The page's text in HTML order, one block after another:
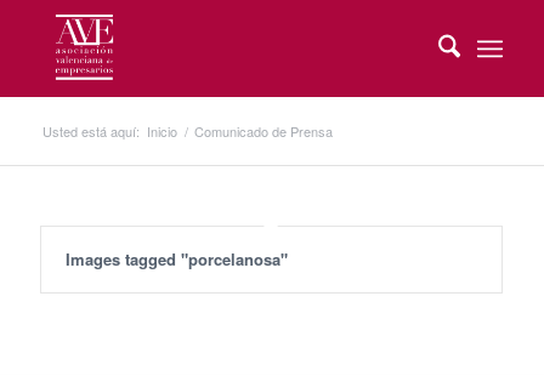
Usted está aquí: Inicio / Comunicado de Prensa
Images tagged "porcelanosa"